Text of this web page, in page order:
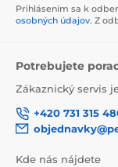
Prihlásením sa k
osobných údajov. Z
Potrebujete
Zákaznický servis
+420 731 315
Kde nás nájdete